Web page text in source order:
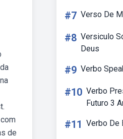
de
#7 Verso De
#8 Versiculo
Deus
#9 Verbo
#10 Verbo
Futuro 3
#11 Verbo De